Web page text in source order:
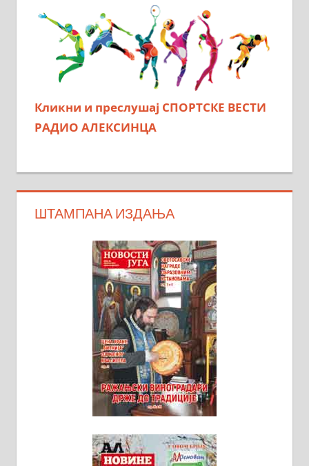
Кликни и преслушај СПОРТСКЕ ВЕСТИ
РАДИО АЛЕКСИНЦА
ШТАМПАНА ИЗДАЊА